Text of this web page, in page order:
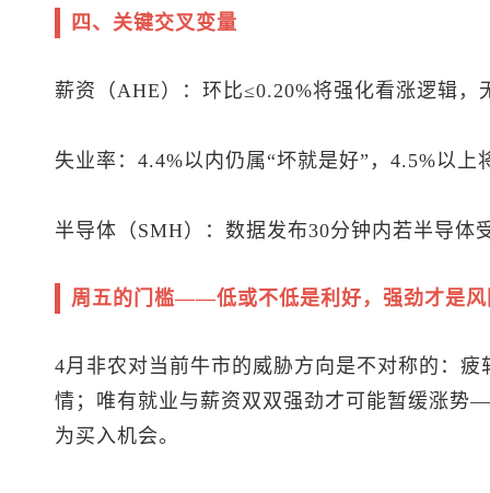
四、关键交叉变量
薪资（AHE）：环比≤0.20%将强化看涨逻辑，
失业率：4.4%以内仍属“坏就是好”，4.5%以上
半导体（SMH）：数据发布30分钟内若半导体
周五的门槛——低或不低是利好，强劲才是风
4月非农对当前牛市的威胁方向是不对称的：
情；唯有就业与薪资双双强劲才可能暂缓涨
为买入机会。